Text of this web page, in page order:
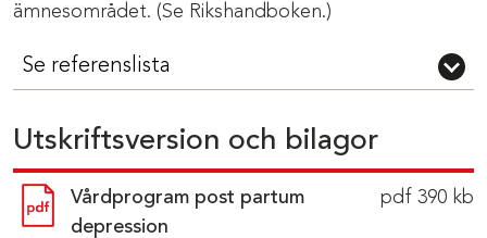
ämnesområdet. (Se Rikshandboken.)
Se referenslista
Utskriftsversion och bilagor
Pdf-dokument
Vårdprogram post partum
depression
pdf 390 kb